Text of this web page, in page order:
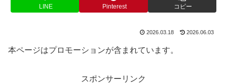
LINE Pinterest コピー
2026.03.18 2026.06.03
本ページはプロモーションが含まれています。
スポンサーリンク